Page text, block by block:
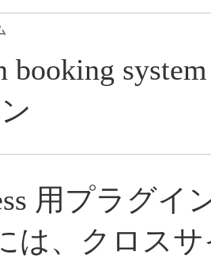
booking
用プラグイ
は、クロス